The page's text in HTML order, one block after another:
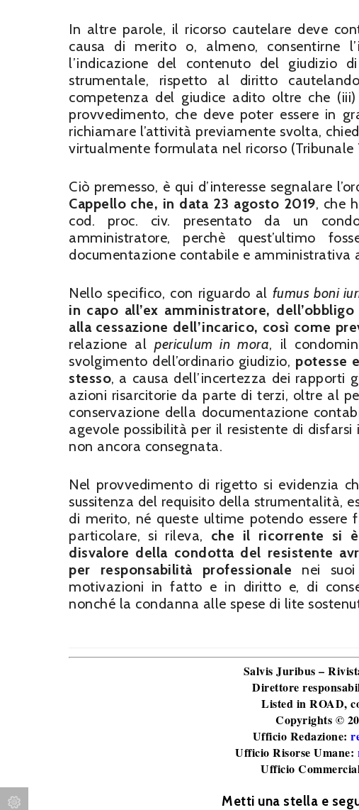
In altre parole, il ricorso cautelare deve
causa di merito o, almeno, consentirne
l’indicazione del contenuto del giudizio
strumentale, rispetto al diritto
competenza del giudice adito oltre che
provvedimento, che deve poter essere in
richiamare l’attività previamente svolta,
virtualmente formulata nel ricorso (Tribunale
Ciò premesso, è qui d’interesse segnalare
Cappello che, in data 23 agosto 2019, che
cod. proc. civ. presentato da un
amministratore, perchè quest’ultimo
documentazione contabile e amministrativa
Nello specifico, con riguardo al fumus boni
in capo all’ex amministratore,
alla cessazione dell’incarico, così come
relazione alpericulum in mora, il
svolgimento dell’ordinario giudizio, potesse
stesso, a causa dell’incertezza dei rapporti
azioni risarcitorie da parte di terzi, oltre al
conservazione della documentazione
agevole possibilità per il resistente di
non ancora consegnata.
Nel provvedimento di rigetto si evidenzia
sussitenza del requisito della strumentalità,
di merito, né queste ultime potendo essere
particolare, si rileva, che il ricorrente si
disvalore della condotta del resistente
per responsabilità professionale nei
motivazioni in fatto e in diritto e, di
nonché la condanna alle spese di lite
Salvis Juribus –
Direttore
Listed in ROAD,
Copyrights ©
Ufficio Redazione:
Ufficio Risorse Umane:
Ufficio
Metti una stella e